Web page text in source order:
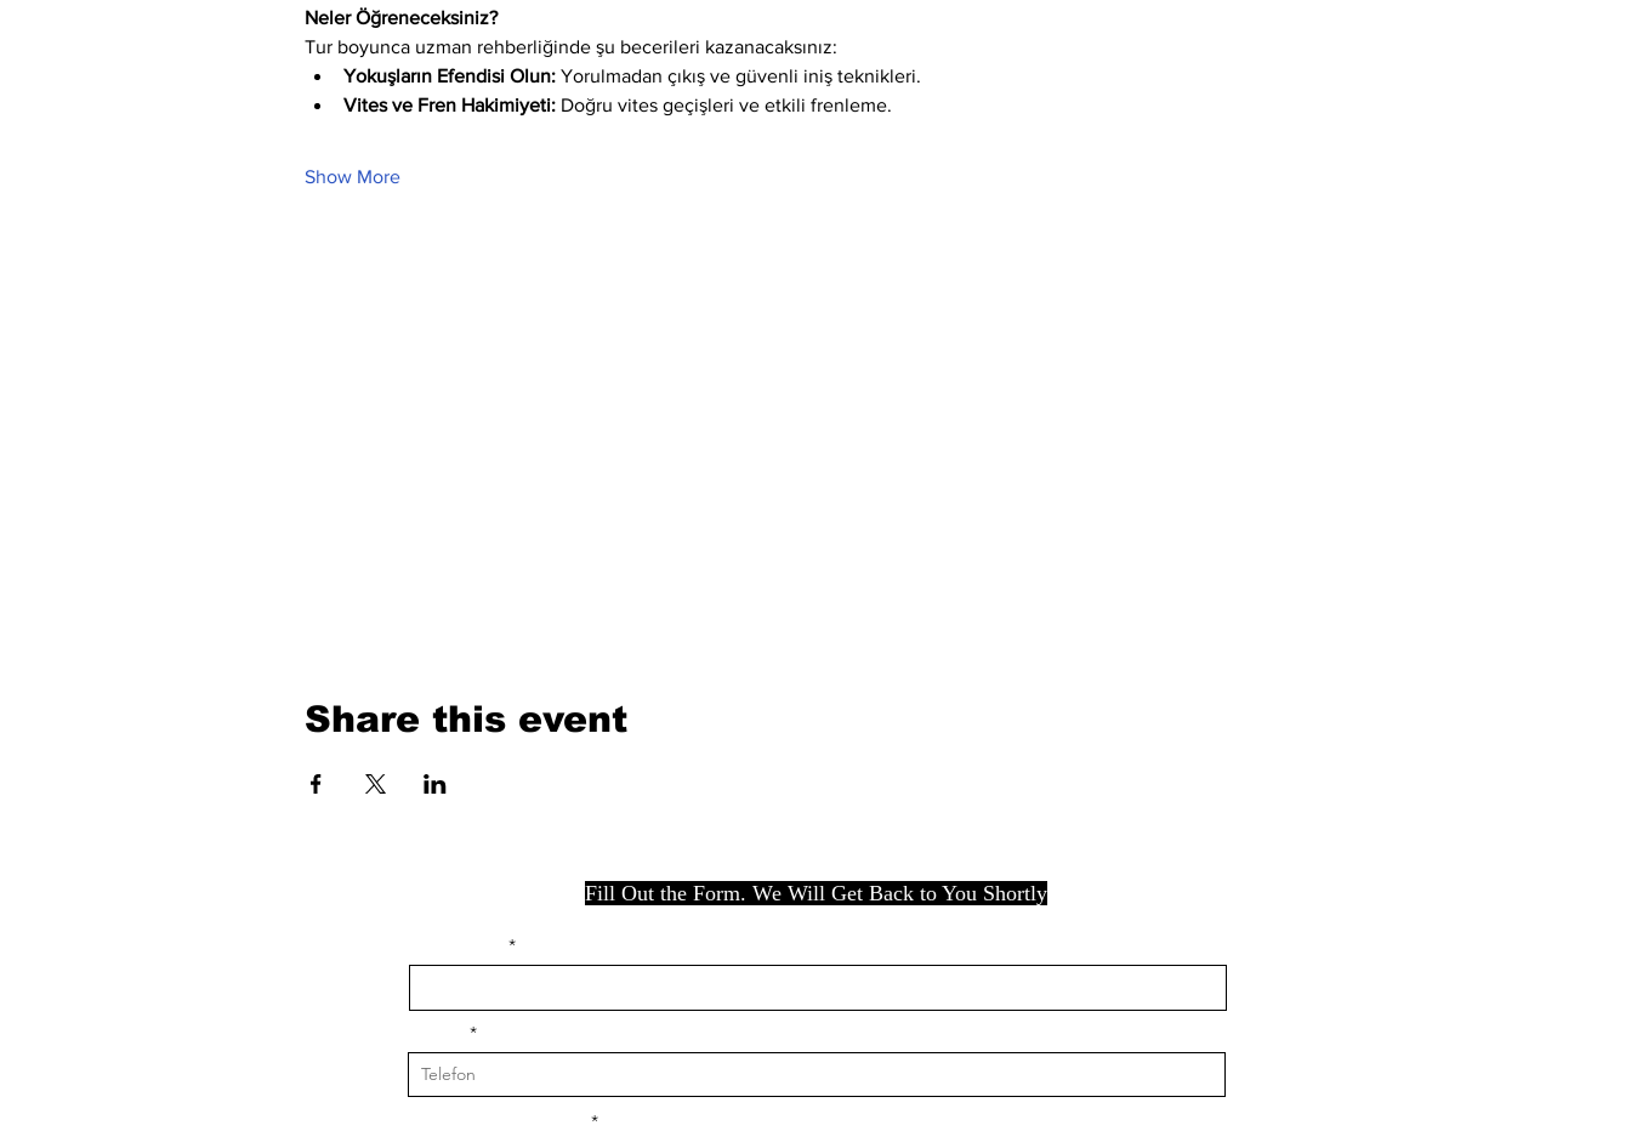
Neler Öğreneceksiniz?
Tur boyunca uzman rehberliğinde şu becerileri kazanacaksınız:
Yokuşların Efendisi Olun: Yorulmadan çıkış ve güvenli iniş teknikleri.
Vites ve Fren Hakimiyeti: Doğru vites geçişleri ve etkili frenleme.
Show More
Share this event
Fill Out the Form. We Will Get Back to You Shortly